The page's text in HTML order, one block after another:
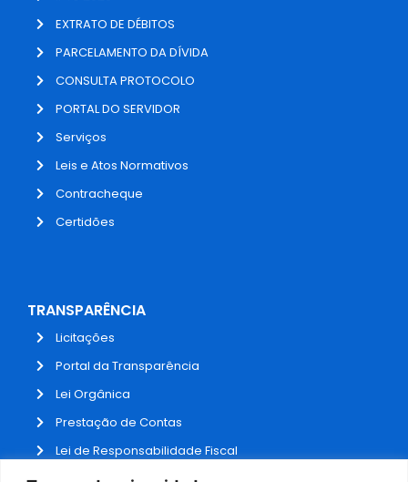
EXTRATO DE DÉBITOS
PARCELAMENTO DA DÍVIDA
CONSULTA PROTOCOLO
PORTAL DO SERVIDOR
Serviços
Leis e Atos Normativos
Contracheque
Certidões
TRANSPARÊNCIA
Licitações
Portal da Transparência
Lei Orgânica
Prestação de Contas
Lei de Responsabilidade Fiscal
Receitas e Despesas